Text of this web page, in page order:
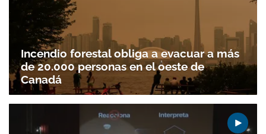
Incendio forestal obliga a evacuar a más
de 20.000 personas en el oeste de
Canadá